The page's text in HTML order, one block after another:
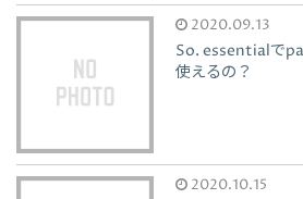
2020.09.13
So. essentialで
使えるの？
2020.10.15